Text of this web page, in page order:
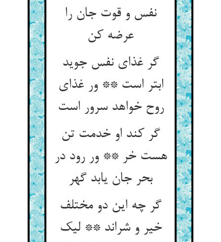
نفس و قوت جان را
عرضه کن‏
گر غذای نفس جوید
ابتر است ** ور غذای
روح خواهد سرور است‏
گر کند او خدمت تن
هست خر ** ور رود در
بحر جان یابد گهر
گر چه این دو مختلف
خیر و شراند ** لیک